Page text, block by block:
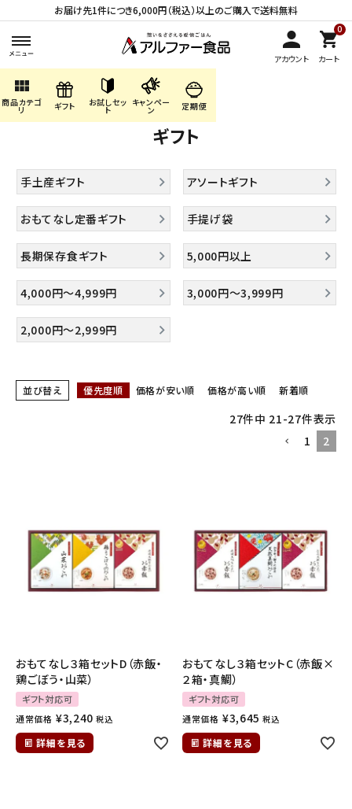
お届け先1件につき6,000円（税込）以上のご購入で送料無料
アカウント
0
カート
view_module
商品カテゴ
リ ギフト お試しセッ
ト
キャンペー
ン 定期便
search
ACCOUNT MENU
ようこそ ゲスト 様
meeting_room ログイン person 会員登録
キャンペーン・季節商品・
数量限定から探す
長期保存食（非常食）から探す
まごころお赤飯・その他から探す
お知らせ
読み物
INFORMATION
HOME ギフト
ギフト
手土産ギフト アソートギフト
おもてなし定番ギフト 手提げ袋
長期保存食ギフト 5,000円以上
4,000円～4,999円 3,000円～3,999円
2,000円～2,999円
並び替え 優先度順 価格が安い順 価格が高い順 新着順
27件中 21-27件表示
1
2
おもてなし３箱セットD（赤飯・
鶏ごぼう・山菜）
ギフト対応可
通常価格 ¥3,240 税込
詳細を見る
おもてなし３箱セットC（赤飯×
２箱・真鯛）
ギフト対応可
通常価格 ¥3,645 税込
詳細を見る